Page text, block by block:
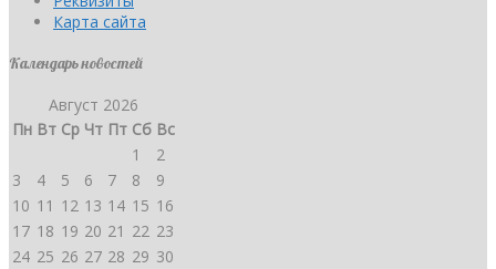
Карта сайта
Календарь новостей
Август 2026
Пн Вт Ср Чт Пт Сб Вс
1
2
3
4 5 6 7 8
9
10 11 12 13 14 15 16
17 18 19 20 21 22 23
24 25 26 27 28 29 30